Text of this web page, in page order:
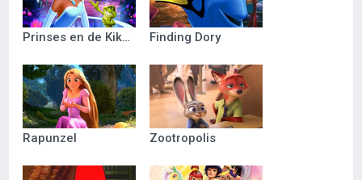
Prinses en de Kikker Finding Dory
Rapunzel Zootropolis